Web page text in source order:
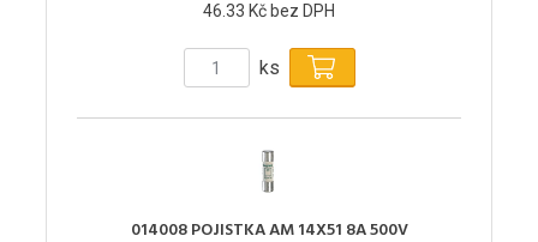
46.33 Kč bez DPH
ks
014008 POJISTKA AM 14X51 8A 500V